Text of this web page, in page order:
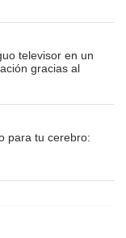
televisor en un
gracias al
para tu cerebro: